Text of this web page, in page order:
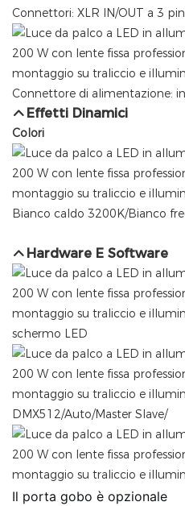
Connettori: XLR IN/OUT a 3
Connettore di alimentazione:
Effetti Dinamici
Colori
Bianco caldo 3200K/Bianco
Hardware E Software
schermo LED
DMX512/Auto/Master Slave/
Il porta gobo è opzionale